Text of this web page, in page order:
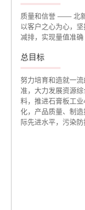
质量和信誉 —— 北
以客户之心为心，
减排，实现量值准确
总目标
努力培育和造就一
准，大力发展资源
料，推进石膏板工
化，产品质量、制
际先进水平，污染防